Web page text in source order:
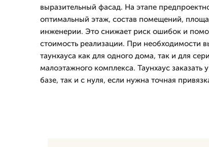
выразительный фасад. На этапе
оптимальный этаж, состав помещений,
инженерии. Это снижает риск ошибок и
стоимость реализации. При необходимости
таунхауса как для одного дома, так и для
малоэтажного комплекса. Таунхаус заказать
базе, так и с нуля, если нужна точная